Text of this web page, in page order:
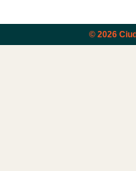
© 2026